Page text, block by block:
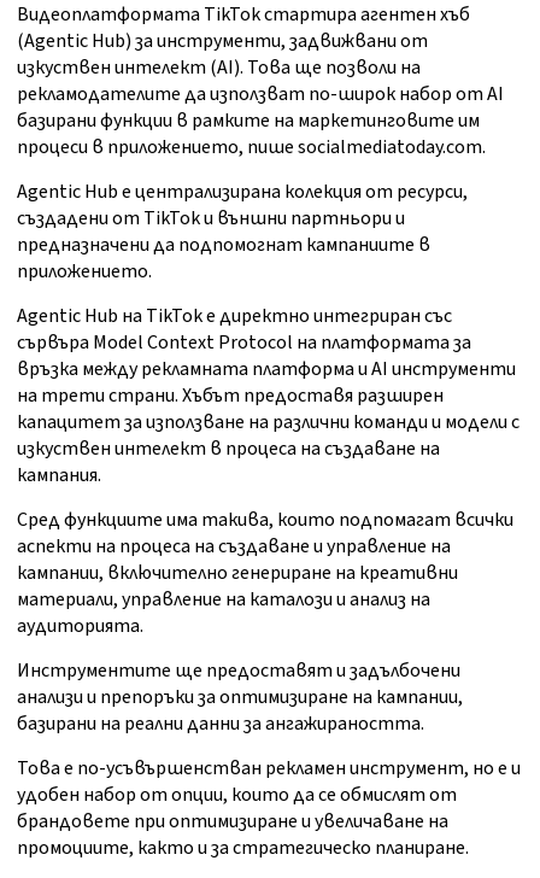
Видеоплатформата TikTok стартира агентен хъб
(Agentic Hub) за инструменти, задвижвани от
изкуствен интелект (AI). Това ще позволи на
рекламодателите да използват по-широк набор от AI
базирани функции в рамките на маркетинговите им
процеси в приложението, пише socialmediatoday.com.
Agentic Hub е централизирана колекция от ресурси,
създадени от TikTok и външни партньори и
предназначени да подпомогнат кампаниите в
приложението.
Agentic Hub на TikTok е директно интегриран със
сървъра Model Context Protocol на платформата за
връзка между рекламната платформа и AI инструменти
на трети страни. Хъбът предоставя разширен
капацитет за използване на различни команди и модели с
изкуствен интелект в процеса на създаване на
кампания.
Сред функциите има такива, които подпомагат всички
аспекти на процеса на създаване и управление на
кампании, включително генериране на креативни
материали, управление на каталози и анализ на
аудиторията.
Инструментите ще предоставят и задълбочени
анализи и препоръки за оптимизиране на кампании,
базирани на реални данни за ангажираността.
Това е по-усъвършенстван рекламен инструмент, но е и
удобен набор от опции, които да се обмислят от
брандовете при оптимизиране и увеличаване на
промоциите, както и за стратегическо планиране.